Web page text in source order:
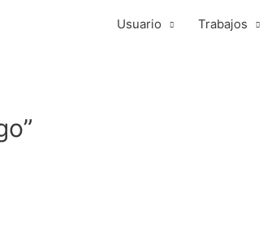
Usuario Trabajos